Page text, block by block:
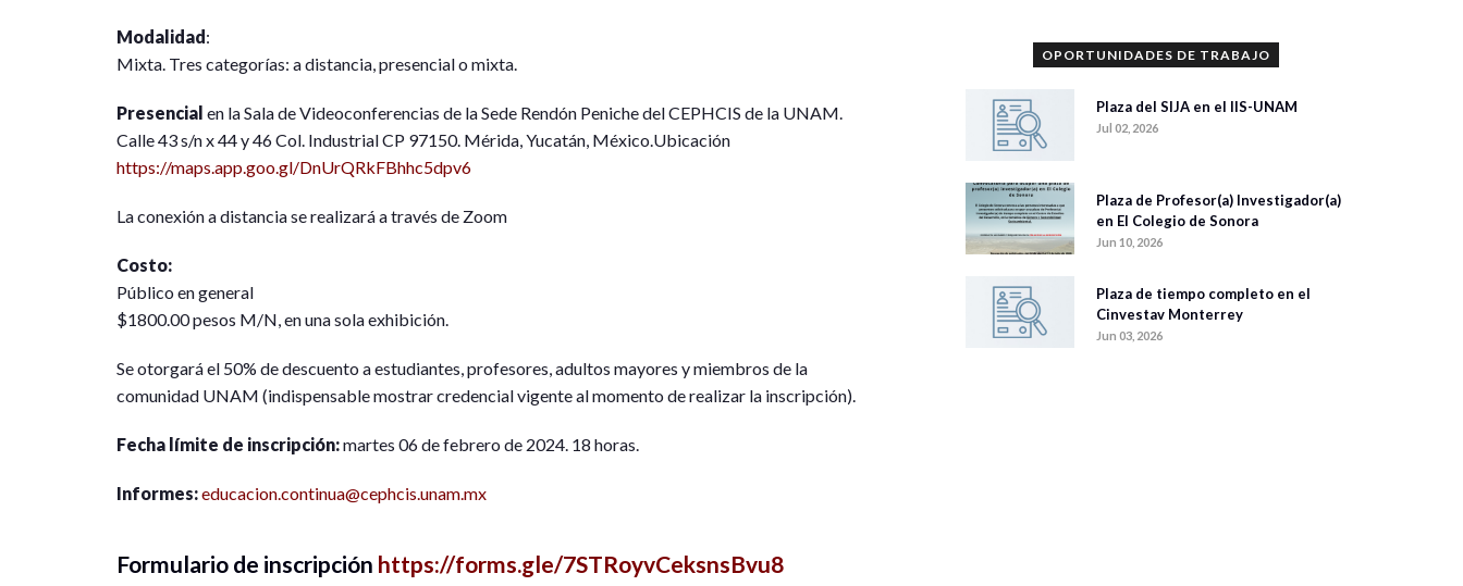
Modalidad:
Mixta. Tres categorías: a distancia, presencial o mixta.
Presencial en la Sala de Videoconferencias de la Sede Rendón Peniche del CEPHCIS de la UNAM.
Calle 43 s/n x 44 y 46 Col. Industrial CP 97150. Mérida, Yucatán, México.Ubicación
https://maps.app.goo.gl/DnUrQRkFBhhc5dpv6
La conexión a distancia se realizará a través de Zoom
Costo:
Público en general
$1800.00 pesos M/N, en una sola exhibición.
Se otorgará el 50% de descuento a estudiantes, profesores, adultos mayores y miembros de la
comunidad UNAM (indispensable mostrar credencial vigente al momento de realizar la inscripción).
Fecha límite de inscripción:martes 06 de febrero de 2024. 18 horas.
Informes:educacion.continua@cephcis.unam.mx
Formulario de inscripción https://forms.gle/7STRoyvCeksnsBvu8
OPORTUNIDADES DE TRABAJO
Plaza del SIJA en el IIS-UNAM
Jul 02, 2026
Plaza de Profesor(a) Investigador(a)
en El Colegio de Sonora
Jun 10, 2026
Plaza de tiempo completo en el
Cinvestav Monterrey
Jun 03, 2026